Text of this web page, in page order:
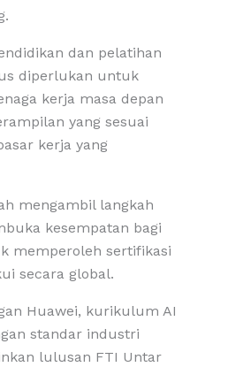
dan pelatihan
diperlukan untuk
kerja masa depan
yang sesuai
kerja yang
mengambil langkah
kesempatan bagi
memperoleh sertifikasi
secara global.
Huawei, kurikulum AI
standar industri
lulusan FTI Untar